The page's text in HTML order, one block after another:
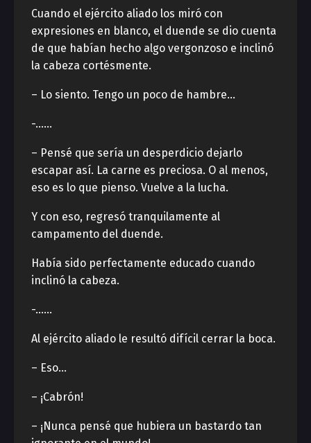
Cuando el ejército aliado los miró con
expresiones en blanco, el duende se dio cuenta
de que habían hecho algo vergonzoso e inclinó
la cabeza cortésmente.
– Lo siento. Tengo un poco de hambre…
-……
– Pensé que sería un desperdicio dejarlo
escapar así. La carne es preciosa. O al menos,
eso es lo que pienso. Vuelve a la lucha.
Y con eso, regresó tranquilamente al
campamento del duende.
Había sido perfectamente educado cuando
inclinó la cabeza.
-……
Al ejército aliado le resultó difícil cerrar la boca.
– Eso…
– ¡Cabrón!
– ¡Nunca pensé que hubiera un bastardo tan